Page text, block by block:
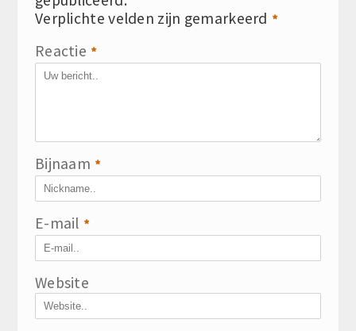
Verplichte velden zijn gemarkeerd *
Reactie *
Bijnaam *
E-mail *
Website